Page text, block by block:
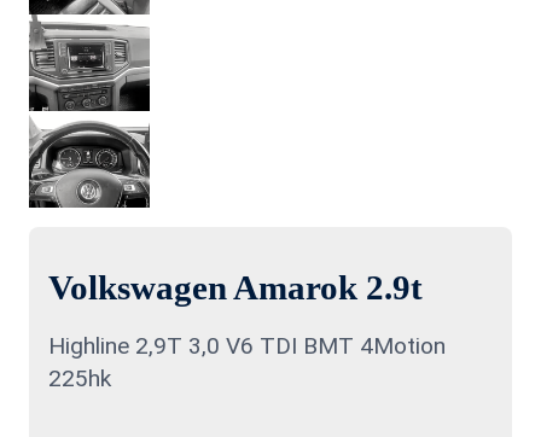
Volkswagen Amarok 2.9t
Highline 2,9T 3,0 V6 TDI BMT 4Motion
225hk